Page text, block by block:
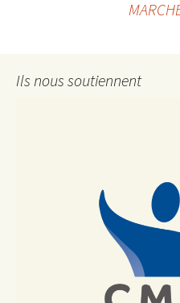
articles
Ils nous soutiennent